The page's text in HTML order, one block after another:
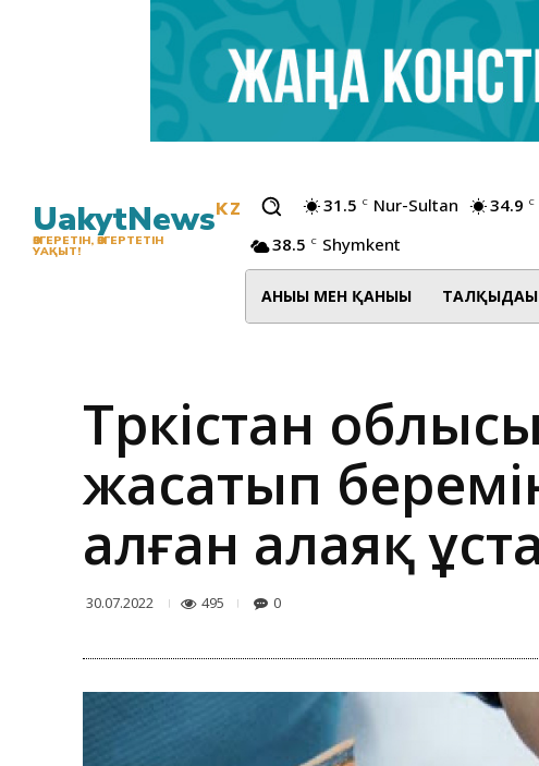
UakytNewsKZ
ӨЗГЕРЕТІН, ӨЗГЕРТЕТІН
УАҚЫТ!
31.5 C Nur-Sultan 34.9 C
38.5 C Shymkent
АНЫҒЫ МЕН ҚАНЫҒЫ
Түркістан
жасатып
алған алаяқ
30.07.2022 495 0